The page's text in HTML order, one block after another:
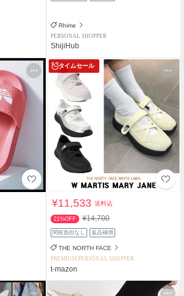
Rhime
PERSONAL SHOPPER
ShijiHub
タイムセール
¥11,533送料込
21%OFF ¥14,700
関税負担なし 返品補償
THE NORTH FACE
PREMIUM PERSONAL SHOPPER
t-mazon